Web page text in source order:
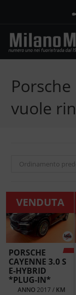
contenuto
vuole
Ordinamento
VENDUTA
PORSCHE
CAYENNE 3.0 S
E-HYBRID
*PLUG-IN*
ANNO2017 / KM